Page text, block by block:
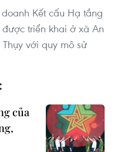
Kết cấu Hạ tầng
được triển khai ở xã An
với quy mô sử
của